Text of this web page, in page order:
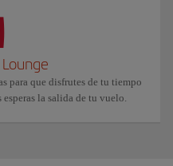
para que disfrutes de tu tiempo
la salida de tu vuelo.